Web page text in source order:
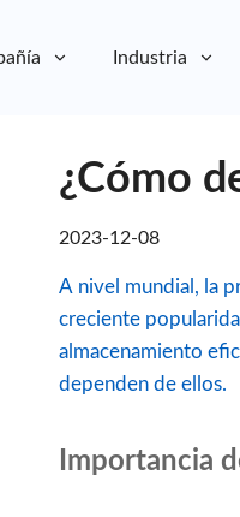
Industria
¿Cómo
2023-12-08
A nivel mundial, la
creciente
almacenamiento
dependen de ellos.
Importancia